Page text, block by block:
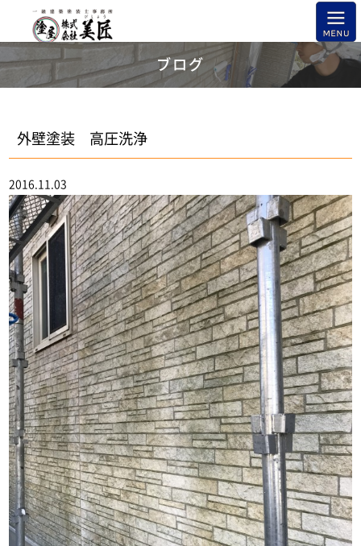
ブログ
外壁塗装 高圧洗浄
2016.11.03